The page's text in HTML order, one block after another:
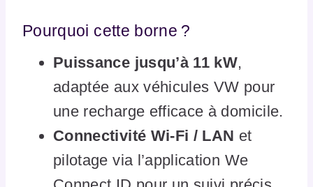
Pourquoi cette borne ?
Puissance jusqu’à 11 kW,
adaptée aux véhicules VW pour
une recharge efficace à domicile.
Connectivité Wi-Fi / LAN et
pilotage via l’application We